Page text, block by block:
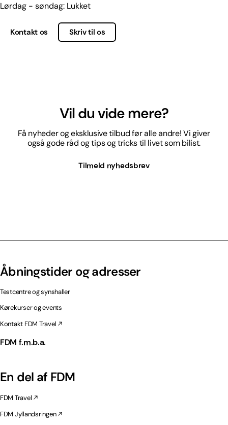
Lørdag - søndag: Lukket
Kontakt os Skriv til os
Vil du vide mere?
Få nyheder og eksklusive tilbud før alle andre! Vi giver
også gode råd og tips og tricks til livet som bilist.
Tilmeld nyhedsbrev
Åbningstider og adresser
Testcentre og synshaller
Kørekurser og events
Kontakt FDM Travel
FDM f.m.b.a.
En del af FDM
FDM Travel
FDM Jyllandsringen